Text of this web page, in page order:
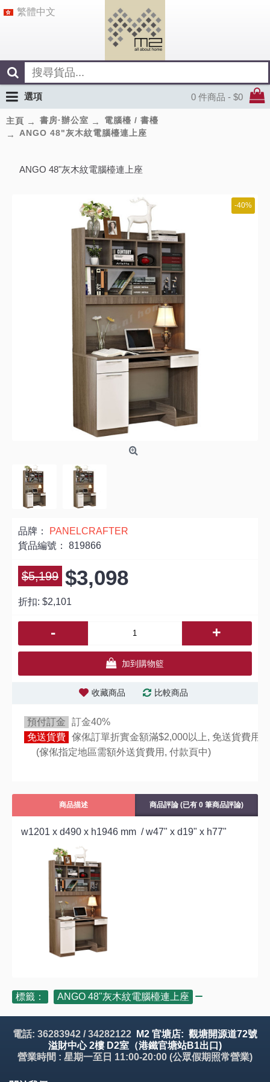
繁體中文
0 件商品 - $0
選項
主頁 書房·辦公室
電腦檯 / 書檯
ANGO 48"灰木紋電腦檯連上座
ANGO 48"灰木紋電腦檯連上座
-40%
品牌：
PANELCRAFTER
貨品編號： 819866
$5,199 $3,098
折扣: $2,101
- +
加到購物籃
收藏商品 比較商品
預付訂金
訂金40%
免送貨費 傢俬訂單折實金額滿$2,000以上, 免送貨費用,
(傢俬指定地區需額外送貨費用, 付款頁中)
商品描述 商品評論 (已有 0 筆商品評論)
w1201 x d490 x h1946 mm / w47" x d19" x h77"
標籤： ANGO 48"灰木紋電腦檯連上座
電話: 36283942 / 34282122
M2 官塘店: 觀塘開源道72號
溢財中心 2樓 D2室（港鐵官塘站B1出口)
營業時間 : 星期一至日 11:00-20:00 (公眾假期照常營業)